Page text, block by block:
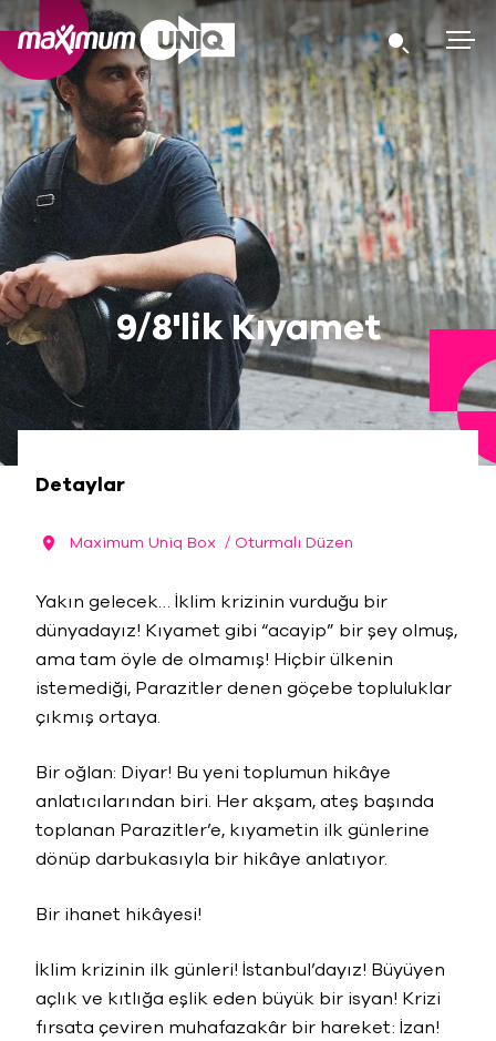
9/8'lik Kıyamet
Detaylar
Maximum Uniq Box / Oturmalı Düzen
Yakın gelecek… İklim krizinin vurduğu bir
dünyadayız! Kıyamet gibi “acayip” bir şey olmuş,
ama tam öyle de olmamış! Hiçbir ülkenin
istemediği, Parazitler denen göçebe topluluklar
çıkmış ortaya.
Bir oğlan: Diyar! Bu yeni toplumun hikâye
anlatıcılarından biri. Her akşam, ateş başında
toplanan Parazitler’e, kıyametin ilk günlerine
dönüp darbukasıyla bir hikâye anlatıyor.
Bir ihanet hikâyesi!
İklim krizinin ilk günleri! İstanbul’dayız! Büyüyen
açlık ve kıtlığa eşlik eden büyük bir isyan! Krizi
fırsata çeviren muhafazakâr bir hareket: İzan!